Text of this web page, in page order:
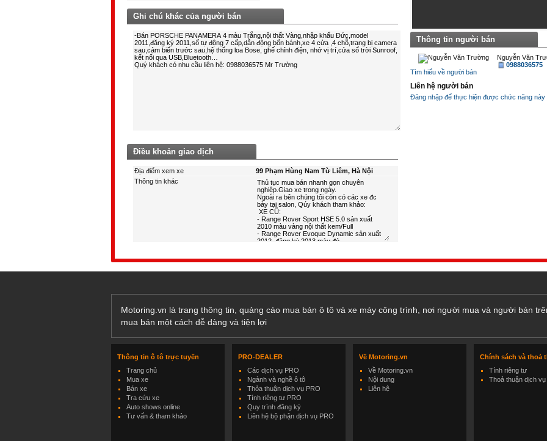
Ghi chú khác của người bán
Điều khoản giao dịch
Địa điểm xem xe
99 Phạm Hùng Nam Từ Liêm, Hà Nội
Thông tin khác
Thông tin người bán
Nguyễn Văn
0988036575
Tìm hiểu về người bán
Liên hệ người bán
Đăng nhập để thực hiện được chức năng này
Motoring.vn là trang thông tin, quảng cáo mua bán ô tô và xe máy công trình, nơi người mua và người bán
mua bán một cách dễ dàng và tiện lợi
Thông tin ô tô trực tuyến
Trang chủ
Mua xe
Bán xe
Tra cứu xe
Auto shows online
Tư vấn & tham khảo
PRO-DEALER
Các dịch vụ PRO
Ngành và nghề ô tô
Thỏa thuận dịch vụ PRO
Tính riêng tư PRO
Quy trình đăng ký
Liên hệ bộ phận dịch vụ PRO
Về Motoring.vn
Về Motoring.vn
Nội dung
Liên hệ
Chính sách và thoả
Tính riêng tư
Thoả thuận dịch vụ